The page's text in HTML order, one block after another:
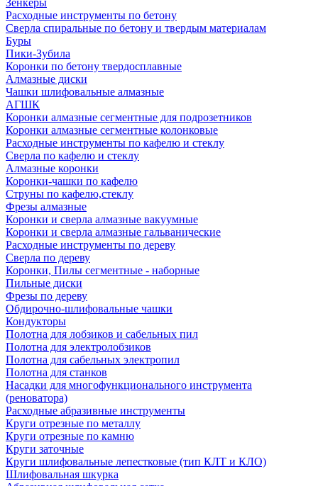
Зенкеры
Расходные инструменты по бетону
Сверла спиральные по бетону и твердым материалам
Буры
Пики-Зубила
Коронки по бетону твердосплавные
Алмазные диски
Чашки шлифовальные алмазные
АГШК
Коронки алмазные сегментные для подрозетников
Коронки алмазные сегментные колонковые
Расходные инструменты по кафелю и стеклу
Сверла по кафелю и стеклу
Алмазные коронки
Коронки-чашки по кафелю
Струны по кафелю,стеклу
Фрезы алмазные
Коронки и сверла алмазные вакуумные
Коронки и сверла алмазные гальванические
Расходные инструменты по дереву
Сверла по дереву
Коронки, Пилы сегментные - наборные
Пильные диски
Фрезы по дереву
Обдирочно-шлифовальные чашки
Кондукторы
Полотна для лобзиков и сабельных пил
Полотна для электролобзиков
Полотна для сабельных электропил
Полотна для станков
Насадки для многофункционального инструмента
(реноватора)
Расходные абразивные инструменты
Круги отрезные по металлу
Круги отрезные по камню
Круги заточные
Круги шлифовальные лепестковые (тип КЛТ и КЛО)
Шлифовальная шкурка